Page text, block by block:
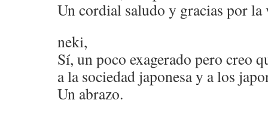
Un cordial saludo y gracias por la
neki,
Sí, un poco exagerado pero creo
a la sociedad japonesa y a los
Un abrazo.